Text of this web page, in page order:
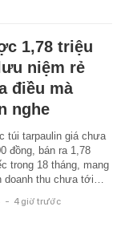
1,78 triệu
niệm rẻ
điều mà
nghe
túi tarpaulin giá chưa
đồng, bán ra 1,78
trong 18 tháng, mang
doanh thu chưa tới…
- 4 giờ trước